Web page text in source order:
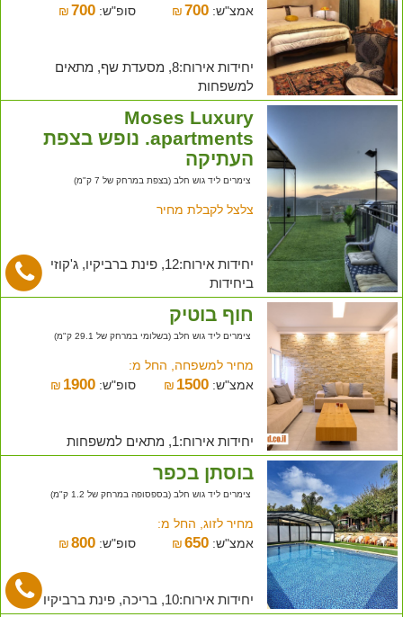
אמצ"ש:
₪700 סופ"ש: ₪ 700
יחידות אירוח:8, מסעדת שף, מתאים
למשפחות
Moses Luxury
apartments. נופש בצפת
העתיקה
צימרים ליד גוש חלב (בצפת במרחק של 7 ק"מ)
צלצל לקבלת מחיר
יחידות אירוח:12, פינת ברביקיו, ג'קוזי
ביחידות
חוף בוטיק
צימרים ליד גוש חלב (בשלומי במרחק של 29.1 ק"מ)
מחיר למשפחה, החל מ:
אמצ"ש:
₪ 1500 סופ"ש: ₪ 1900
יחידות אירוח:1, מתאים למשפחות
בוסתן בכפר
צימרים ליד גוש חלב (בספסופה במרחק של 1.2 ק"מ)
מחיר לזוג, החל מ:
אמצ"ש:
₪650 סופ"ש: ₪ 800
יחידות אירוח:10, בריכה, פינת ברביקיו